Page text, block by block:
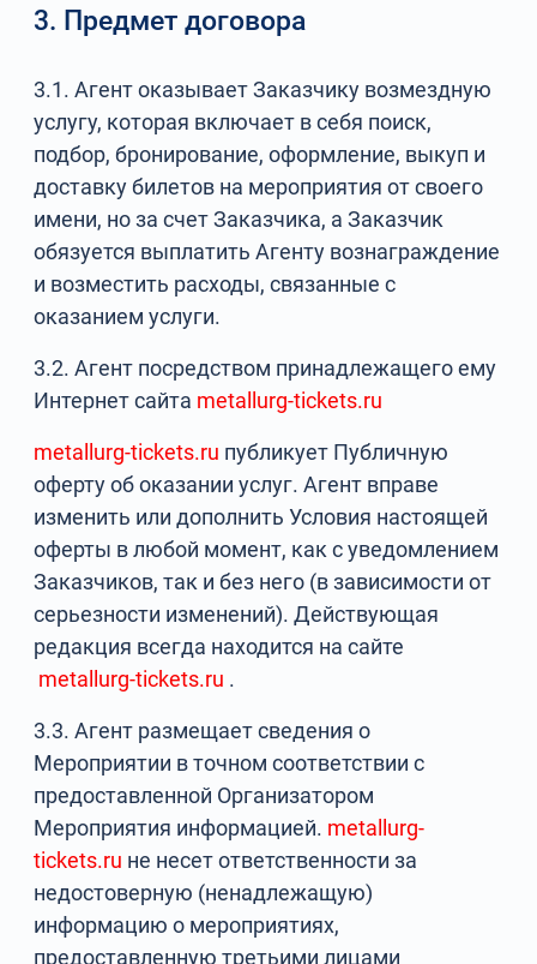
3. Предмет договора
3.1. Агент оказывает Заказчику возмездную
услугу, которая включает в себя поиск,
подбор, бронирование, оформление, выкуп и
доставку билетов на мероприятия от своего
имени, но за счет Заказчика, а Заказчик
обязуется выплатить Агенту вознаграждение
и возместить расходы, связанные с
оказанием услуги.
3.2. Агент посредством принадлежащего ему
Интернет сайта metallurg-tickets.ru
metallurg-tickets.ru публикует Публичную
оферту об оказании услуг. Агент вправе
изменить или дополнить Условия настоящей
оферты в любой момент, как с уведомлением
Заказчиков, так и без него (в зависимости от
серьезности изменений). Действующая
редакция всегда находится на сайте
metallurg-tickets.ru .
3.3. Агент размещает сведения о
Мероприятии в точном соответствии с
предоставленной Организатором
Мероприятия информацией. metallurg-
tickets.ru не несет ответственности за
недостоверную (ненадлежащую)
информацию о мероприятиях,
предоставленную третьими лицами